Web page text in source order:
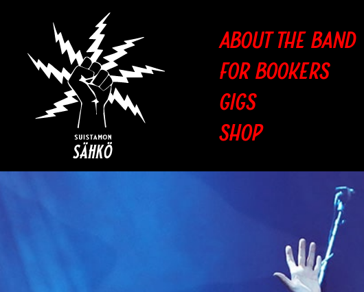
ABOUT THE BAND
FOR BOOKERS
GIGS
SHOP